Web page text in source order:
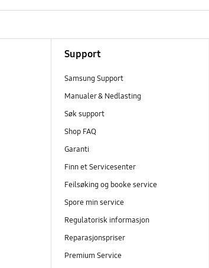
Support
Samsung Support
Manualer & Nedlasting
Søk support
Shop FAQ
Garanti
Finn et Servicesenter
Feilsøking og booke service
Spore min service
Regulatorisk informasjon
Reparasjonspriser
Premium Service